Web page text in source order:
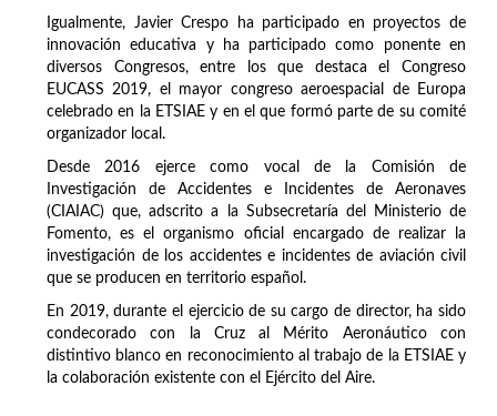
Igualmente, Javier Crespo ha participado en proyectos de
innovación educativa y ha participado como ponente en
diversos Congresos, entre los que destaca el Congreso
EUCASS 2019, el mayor congreso aeroespacial de Europa
celebrado en la ETSIAE y en el que formó parte de su comité
organizador local.
Desde 2016 ejerce como vocal de la Comisión de
Investigación de Accidentes e Incidentes de Aeronaves
(CIAIAC) que, adscrito a la Subsecretaría del Ministerio de
Fomento, es el organismo oficial encargado de realizar la
investigación de los accidentes e incidentes de aviación civil
que se producen en territorio español.
En 2019, durante el ejercicio de su cargo de director, ha sido
condecorado con la Cruz al Mérito Aeronáutico con
distintivo blanco en reconocimiento al trabajo de la ETSIAE y
la colaboración existente con el Ejército del Aire.